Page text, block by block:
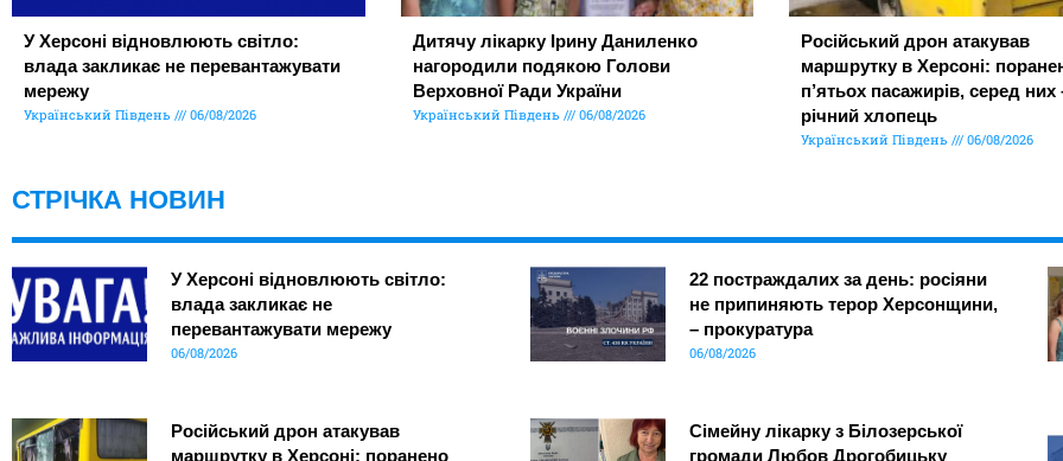
У Херсоні відновлюють світло:
влада закликає не перевантажувати
мережу
Український Південь 06/08/2026
Дитячу лікарку Ірину Даниленко
нагородили подякою Голови
Верховної Ради України
Український Південь 06/08/2026
Російський дрон атакував
маршрутку в Херсоні:
п’ятьох пасажирів, серед них
річний хлопець
Український Південь 06/08/2026
СТРІЧКА НОВИН
У Херсоні відновлюють світло:
влада закликає не
перевантажувати мережу
06/08/2026
22 постраждалих за день: росіяни
не припиняють терор Херсонщини,
– прокуратура
06/08/2026
Російський дрон атакував
маршрутку в Херсоні: поранено
Сімейну лікарку з Білозерської
громади Любов Дрогобицьку